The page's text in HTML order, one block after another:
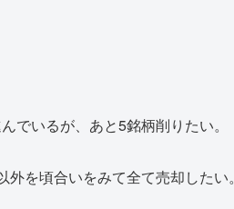
でいるが、あと5銘柄削りたい。
を頃合いをみて全て売却したい。